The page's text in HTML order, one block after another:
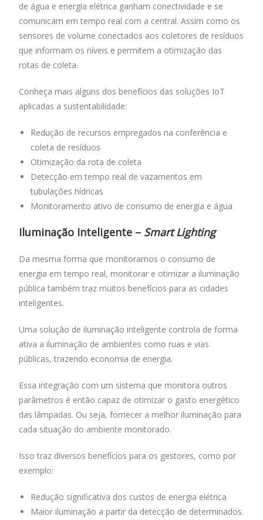
de água e energia elétrica ganham conectividade e se
comunicam em tempo real com a central. Assim como os
sensores de volume conectados aos coletores de resíduos
que informam os níveis e permitem a otimização das
rotas de coleta.
Conheça mais alguns dos benefícios das soluções IoT
aplicadas a sustentabilidade:
Redução de recursos empregados na conferência e
coleta de resíduos
Otimização da rota de coleta
Detecção em tempo real de vazamentos em
tubulações hídricas
Monitoramento ativo de consumo de energia e água
Iluminação Inteligente – Smart Lighting
Da mesma forma que monitoramos o consumo de
energia em tempo real, monitorar e otimizar a iluminação
pública também traz muitos benefícios para as cidades
inteligentes.
Uma solução de iluminação inteligente controla de forma
ativa a iluminação de ambientes como ruas e vias
públicas, trazendo economia de energia.
Essa integração com um sistema que monitora outros
parâmetros é então capaz de otimizar o gasto energético
das lâmpadas. Ou seja, fornecer a melhor iluminação para
cada situação do ambiente monitorado.
Isso traz diversos benefícios para os gestores, como por
exemplo:
Redução significativa dos custos de energia elétrica
Maior iluminação a partir da detecção de determinados